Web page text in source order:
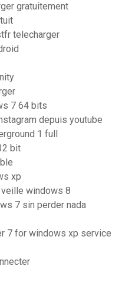
gratuitement
telecharger
7 64 bits
depuis youtube
1 full
bit
xp
veille windows 8
7 sin perder nada
7 for windows xp service